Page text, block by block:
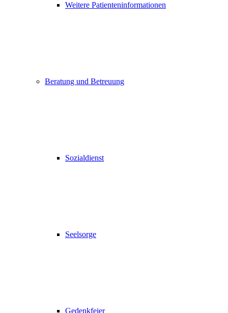
Weitere Patienteninformationen
Beratung und Betreuung
Sozialdienst
Seelsorge
Gedenkfeier